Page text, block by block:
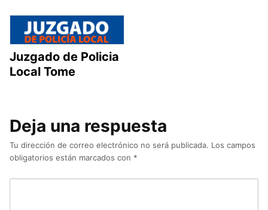
Juzgado de Policia
Local Tome
Deja una respuesta
Tu dirección de correo electrónico no será publicada. Los campos
obligatorios están marcados con *